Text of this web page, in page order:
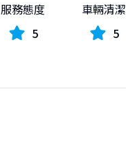
服務態度
5
車輛清潔
5